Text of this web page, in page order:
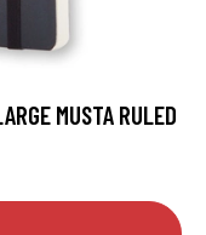
MUSTA RULED